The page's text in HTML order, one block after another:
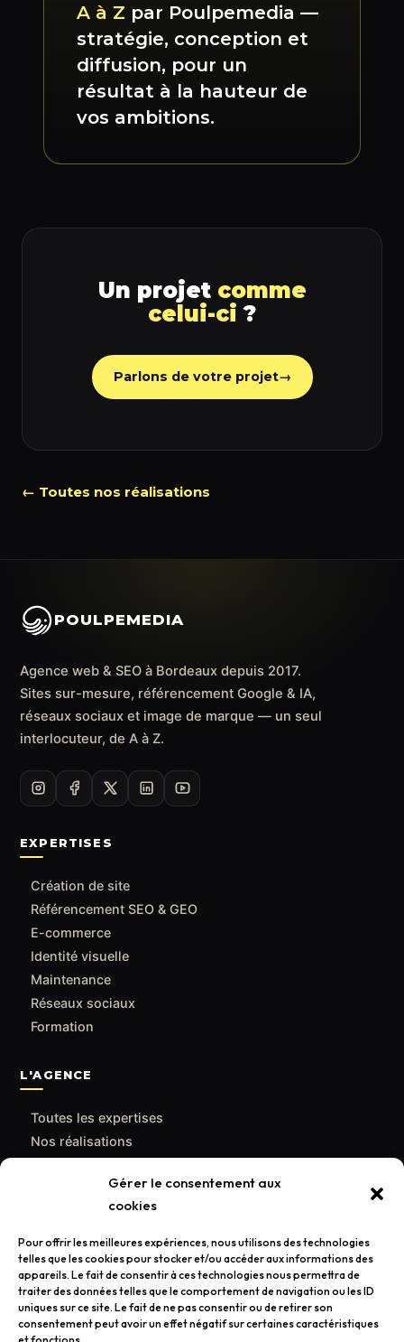
Gérer le consentement aux
cookies
Pour offrir les meilleures expériences, nous utilisons des technologies
telles que les cookies pour stocker et/ou accéder aux informations des
appareils. Le fait de consentir à ces technologies nous permettra de
traiter des données telles que le comportement de navigation ou les ID
uniques sur ce site. Le fait de ne pas consentir ou de retirer son
consentement peut avoir un effet négatif sur certaines caractéristiques
A à Z par Poulpemedia —
stratégie, conception et
diffusion, pour un
résultat à la hauteur de
vos ambitions.
Un projet comme
celui-ci ?
Parlons de votre projet→
← Toutes nos réalisations
POULPEMEDIA
Agence web & SEO à Bordeaux depuis 2017.
Sites sur-mesure, référencement Google & IA,
réseaux sociaux et image de marque — un seul
interlocuteur, de A à Z.
EXPERTISES
Création de site
Référencement SEO & GEO
E-commerce
Identité visuelle
Maintenance
Réseaux sociaux
Formation
L'AGENCE
Toutes les expertises
Nos réalisations
Qui sommes-nous
CONTACT
contact@poulpemedia.fr
07 62 01 54 84